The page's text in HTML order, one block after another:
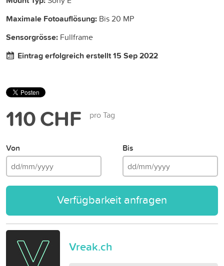
Maximale Fotoauflösung: Bis 20 MP
Sensorgrösse: Fullframe
Eintrag erfolgreich erstellt 15 Sep 2022
110 CHF pro Tag
Von Bis
Verfügbarkeit anfragen
Vreak.ch